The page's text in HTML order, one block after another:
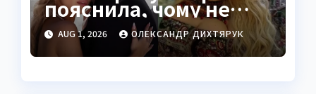
пояснила, чому не
показує чоловіка
AUG 1, 2026 ОЛЕКСАНДР ДИХТЯРУК